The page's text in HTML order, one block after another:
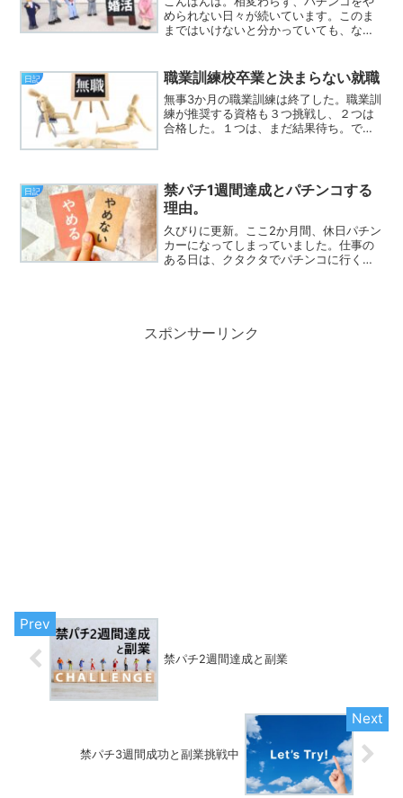
められない日々が続いています。このま
まではいけないと分かっていても、なか
て、婚活を再開することにしました。5年
ほど前に登録していた結...
日記 職業訓練校卒業と決まらない就職
無事3か月の職業訓練は終了した。職業訓
練が推奨する資格も３つ挑戦し、２つは
合格した。１つは、まだ結果待ち。で
で履歴書を渡した。ただ、...
日記
禁パチ1週間達成とパチンコする
理由。
久びりに更新。ここ2か月間、休日パチン
カーになってしまっていました。仕事の
ある日は、クタクタでパチンコに行く体
スポンサーリンク
禁パチ2週間達成と副業
禁パチ3週間成功と副業挑戦中